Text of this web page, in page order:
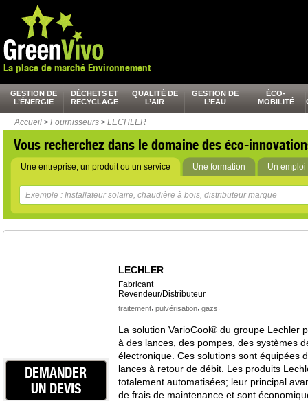
La place de marché Environnement
GESTION DE
L’ÉNERGIE
DÉCHETS ET
RECYCLAGE
QUALITÉ DE
L’AIR
GESTION DE
L’EAU
ÉCO-
MOBILITÉ
Accueil > Fournisseurs > LECHLER
Vous recherchez dans le domaine des éco-
Une entreprise, un produit ou un service Une formation Un emploi
DEMANDER
UN DEVIS
LECHLER
Fabricant
Revendeur/Distributeur
traitement, pulvérisation, gazs
La solution VarioCool® du groupe Lechler
à des lances, des pompes, des systèmes
électronique. Ces solutions sont équipées
lances à retour de débit. Les produits
totalement automatisées; leur principal
de frais de maintenance et sont